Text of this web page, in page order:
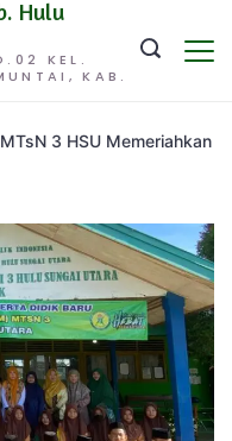
KEL.
KAB.
Hulu
MTsN 3 HSU Memeriahkan